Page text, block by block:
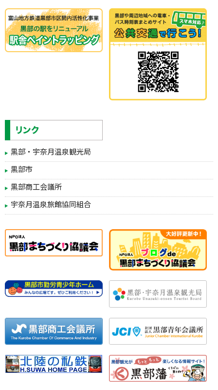
黒部・宇奈月温泉観光局
黒部市
黒部商工会議所
宇奈月温泉旅館協同組合